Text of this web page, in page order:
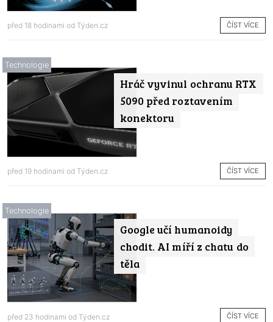
před 18 hodinami od Týden.cz ČÍST VÍCE
Hráč vyvinul ochranu RTX
5090 před roztavením
konektoru
Technologie
před 19 hodinami od Týden.cz ČÍST VÍCE
Google učí humanoidy
chodit. AI míří z chatu do
těla
Technologie
před 23 hodinami od Týden.cz ČÍST VÍCE